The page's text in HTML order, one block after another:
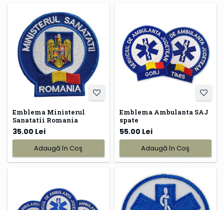
Emblema Ministerul
Sanatatii Romania
35.00 Lei
Adaugă în Coş
Emblema Ambulanta SAJ
spate
55.00 Lei
Adaugă în Coş